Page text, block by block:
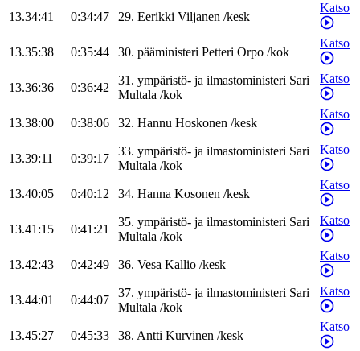
13.34:41 0:34:47 29. Eerikki Viljanen /kesk
Katso
13.35:38 0:35:44 30. pääministeri Petteri Orpo /kok
Katso
13.36:36 0:36:42
31. ympäristö- ja ilmastoministeri Sari
Multala /kok
Katso
13.38:00 0:38:06 32. Hannu Hoskonen /kesk
Katso
13.39:11 0:39:17
33. ympäristö- ja ilmastoministeri Sari
Multala /kok
Katso
13.40:05 0:40:12 34. Hanna Kosonen /kesk
Katso
13.41:15 0:41:21
35. ympäristö- ja ilmastoministeri Sari
Multala /kok
Katso
13.42:43 0:42:49 36. Vesa Kallio /kesk
Katso
13.44:01 0:44:07
37. ympäristö- ja ilmastoministeri Sari
Multala /kok
Katso
13.45:27 0:45:33 38. Antti Kurvinen /kesk
Katso